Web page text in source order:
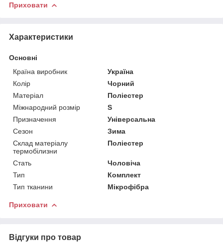
Приховати
Характеристики
Основні
Країна виробник
Україна
Колір
Чорний
Матеріал
Поліестер
Міжнародний розмір
S
Призначення
Універсальна
Сезон
Зима
Склад матеріалу
термобілизни
Поліестер
Стать
Чоловіча
Тип
Комплект
Тип тканини
Мікрофібра
Приховати
Відгуки про товар